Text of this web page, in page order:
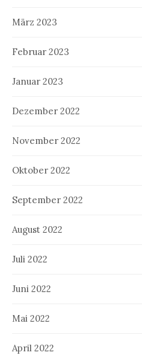
März 2023
Februar 2023
Januar 2023
Dezember 2022
November 2022
Oktober 2022
September 2022
August 2022
Juli 2022
Juni 2022
Mai 2022
April 2022